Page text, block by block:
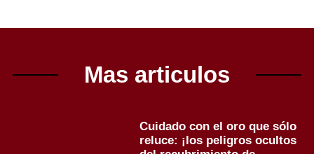
Mas articulos
Cuidado con el oro que sólo
reluce: ¡los peligros ocultos